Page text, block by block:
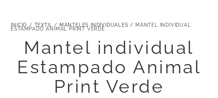
INICIO / TEXTIL / MANTELES INDIVIDUALES / MANTEL INDIVIDUAL
ESTAMPADO ANIMAL PRINT VERDE
Mantel individual
Estampado Animal
Print Verde